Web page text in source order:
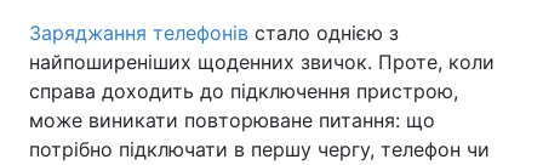
Заряджання телефонів стало однією з
найпоширеніших щоденних звичок. Проте, коли
справа доходить до підключення пристрою,
може виникати повторюване питання: що
потрібно підключати в першу чергу, телефон чи